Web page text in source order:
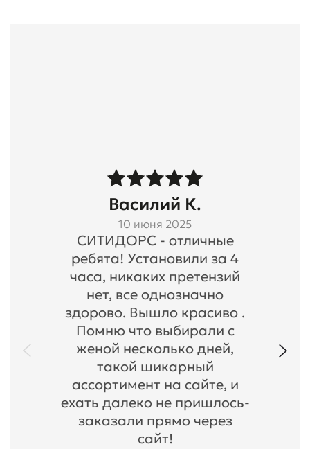
Василий К.
10 июня 2025
СИТИДОРС - отличные
ребята! Установили за 4
часа, никаких претензий
нет, все однозначно
здорово. Вышло красиво .
Помню что выбирали с
женой несколько дней,
такой шикарный
ассортимент на сайте, и
ехать далеко не пришлось-
заказали прямо через
сайт!